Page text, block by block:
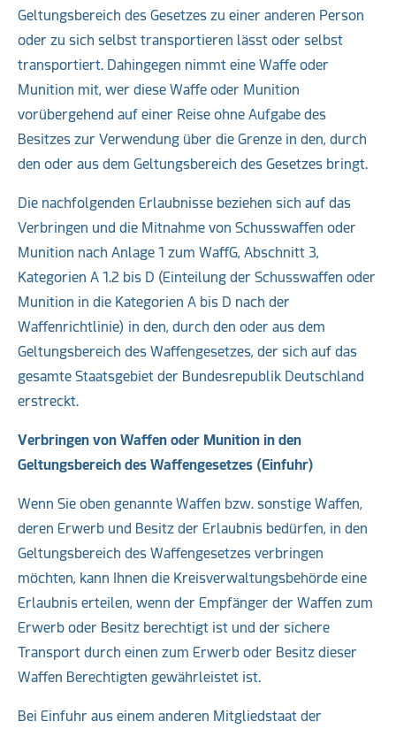
Geltungsbereich des Gesetzes zu einer anderen Person
oder zu sich selbst transportieren lässt oder selbst
transportiert. Dahingegen nimmt eine Waffe oder
Munition mit, wer diese Waffe oder Munition
vorübergehend auf einer Reise ohne Aufgabe des
Besitzes zur Verwendung über die Grenze in den, durch
den oder aus dem Geltungsbereich des Gesetzes bringt.
Die nachfolgenden Erlaubnisse beziehen sich auf das
Verbringen und die Mitnahme von Schusswaffen oder
Munition nach Anlage 1 zum WaffG, Abschnitt 3,
Kategorien A 1.2 bis D (Einteilung der Schusswaffen oder
Munition in die Kategorien A bis D nach der
Waffenrichtlinie) in den, durch den oder aus dem
Geltungsbereich des Waffengesetzes, der sich auf das
gesamte Staatsgebiet der Bundesrepublik Deutschland
erstreckt.
Verbringen von Waffen oder Munition in den
Geltungsbereich des Waffengesetzes (Einfuhr)
Wenn Sie oben genannte Waffen bzw. sonstige Waffen,
deren Erwerb und Besitz der Erlaubnis bedürfen, in den
Geltungsbereich des Waffengesetzes verbringen
möchten, kann Ihnen die Kreisverwaltungsbehörde eine
Erlaubnis erteilen, wenn der Empfänger der Waffen zum
Erwerb oder Besitz berechtigt ist und der sichere
Transport durch einen zum Erwerb oder Besitz dieser
Waffen Berechtigten gewährleistet ist.
Bei Einfuhr aus einem anderen Mitgliedstaat der